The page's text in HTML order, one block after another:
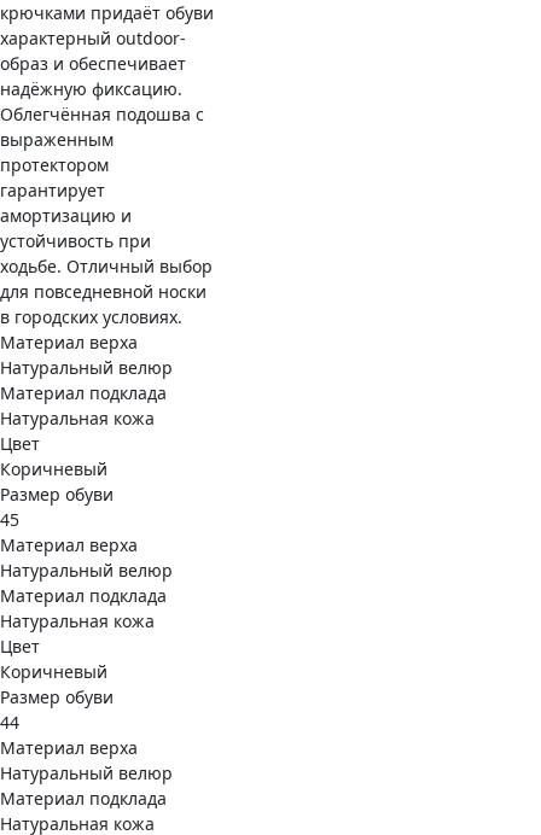
крючками придаёт обуви
характерный outdoor-
образ и обеспечивает
надёжную фиксацию.
Облегчённая подошва с
выраженным
протектором
гарантирует
амортизацию и
устойчивость при
ходьбе. Отличный выбор
для повседневной носки
в городских условиях.
Материал верха
Натуральный велюр
Материал подклада
Натуральная кожа
Цвет
Коричневый
Размер обуви
45
Материал верха
Натуральный велюр
Материал подклада
Натуральная кожа
Цвет
Коричневый
Размер обуви
44
Материал верха
Натуральный велюр
Материал подклада
Натуральная кожа